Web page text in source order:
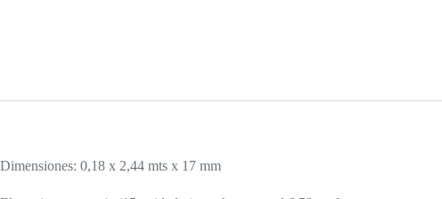
Dimensiones: 0,18 x 2,44 mts x 17 mm